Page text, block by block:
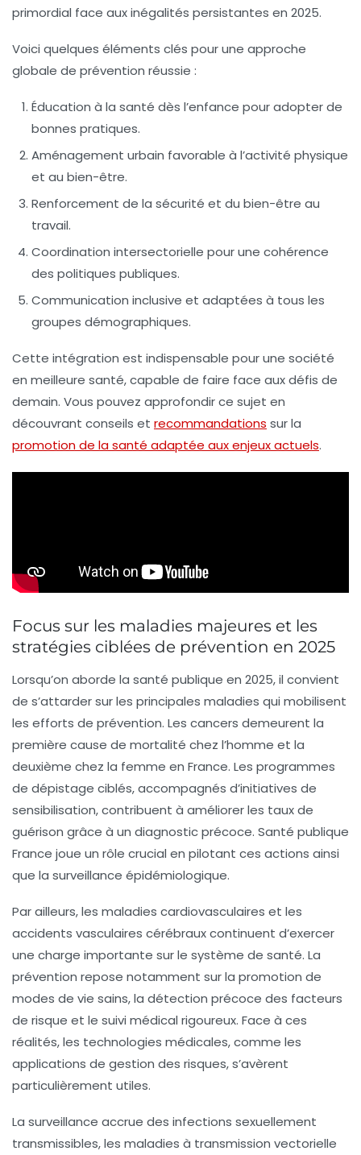
primordial face aux inégalités persistantes en 2025.
Voici quelques éléments clés pour une approche
globale de prévention réussie :
Éducation à la santé dès l’enfance pour adopter de
bonnes pratiques.
Aménagement urbain favorable à l’activité physique
et au bien-être.
Renforcement de la sécurité et du bien-être au
travail.
Coordination intersectorielle pour une cohérence
des politiques publiques.
Communication inclusive et adaptées à tous les
groupes démographiques.
Cette intégration est indispensable pour une société
en meilleure santé, capable de faire face aux défis de
demain. Vous pouvez approfondir ce sujet en
découvrant conseils et recommandations sur la
promotion de la santé adaptée aux enjeux actuels.
Focus sur les maladies majeures et les
stratégies ciblées de prévention en 2025
Lorsqu’on aborde la santé publique en 2025, il convient
de s’attarder sur les principales maladies qui mobilisent
les efforts de prévention. Les cancers demeurent la
première cause de mortalité chez l’homme et la
deuxième chez la femme en France. Les programmes
de dépistage ciblés, accompagnés d’initiatives de
sensibilisation, contribuent à améliorer les taux de
guérison grâce à un diagnostic précoce. Santé publique
France joue un rôle crucial en pilotant ces actions ainsi
que la surveillance épidémiologique.
Par ailleurs, les maladies cardiovasculaires et les
accidents vasculaires cérébraux continuent d’exercer
une charge importante sur le système de santé. La
prévention repose notamment sur la promotion de
modes de vie sains, la détection précoce des facteurs
de risque et le suivi médical rigoureux. Face à ces
réalités, les technologies médicales, comme les
applications de gestion des risques, s’avèrent
particulièrement utiles.
La surveillance accrue des infections sexuellement
transmissibles, les maladies à transmission vectorielle